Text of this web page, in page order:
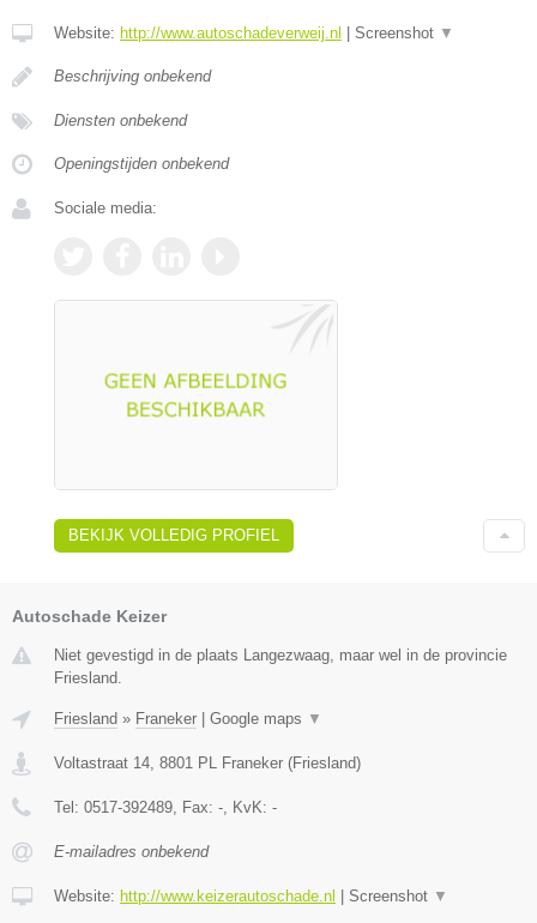
Website: http://www.autoschadeverweij.nl Screenshot ▼
Beschrijving onbekend
Diensten onbekend
Openingstijden onbekend
Sociale media:
BEKIJK VOLLEDIG PROFIEL
Autoschade Keizer
Niet gevestigd in de plaats Langezwaag, maar wel in de provincie
Friesland.
Friesland » Franeker | Google maps ▼
Voltastraat 14 8801 PL Franeker (Friesland)
Tel: 0517-392489 , Fax: - , KvK: -
E-mailadres onbekend
Website: http://www.keizerautoschade.nl | Screenshot ▼